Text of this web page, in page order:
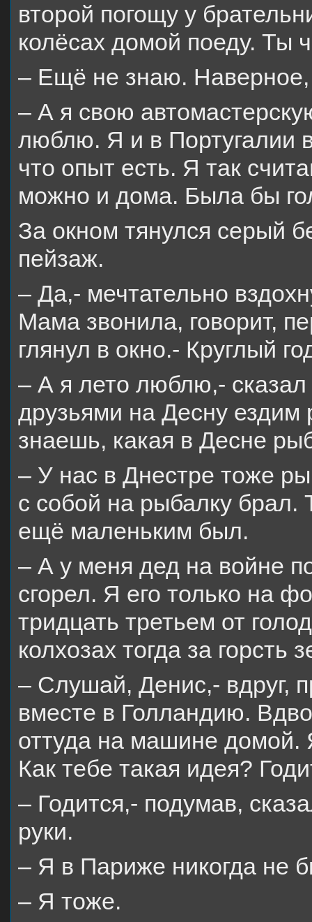
второй погощу у
колёсах домой поеду. Ты
– Ещё не знаю. Наверное,
– А я свою
люблю. Я и в Португалии
что опыт есть. Я так
можно и дома. Была бы
За окном тянулся серый
пейзаж.
– Да,- мечтательно
Мама звонила, говорит,
глянул в окно.- Круглый
– А я лето люблю,-
друзьями на Десну ездим
знаешь, какая в Десне
– У нас в Днестре тоже
с собой на рыбалку брал.
ещё маленьким был.
– А у меня дед на войне
сгорел. Я его только на
тридцать третьем от
колхозах тогда за горсть
– Слушай, Денис,- вдруг,
вместе в Голландию.
оттуда на машине домой.
Как тебе такая идея?
– Годится,- подумав,
руки.
– Я в Париже никогда не
– Я тоже.